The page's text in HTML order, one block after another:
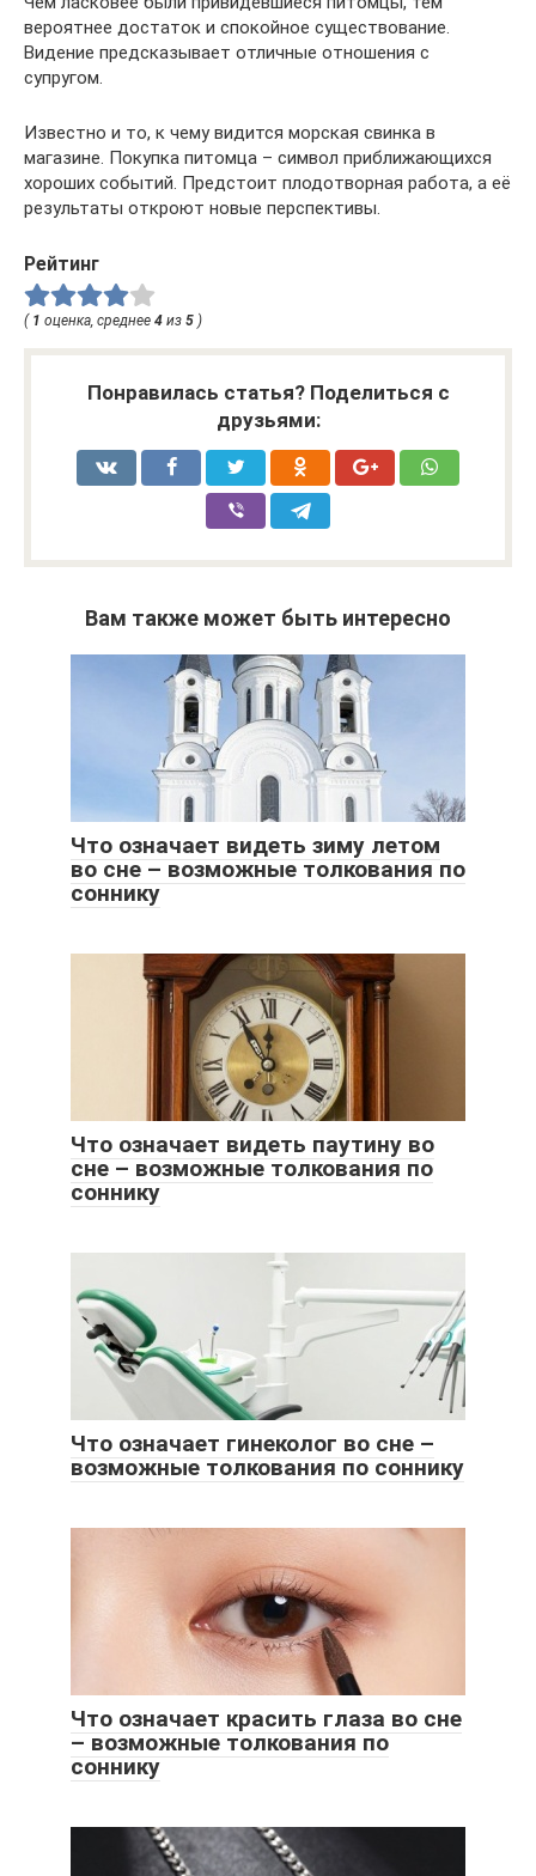
вероятнее достаток и спокойное существование.
Видение предсказывает отличные отношения с
супругом.
Известно и то, к чему видится морская свинка в
магазине. Покупка питомца – символ приближающихся
хороших событий. Предстоит плодотворная работа, а её
результаты откроют новые перспективы.
Рейтинг
( 1 оценка, среднее 4 из 5 )
Понравилась статья? Поделиться с
друзьями:
Вам также может быть интересно
Что означает видеть зиму летом
во сне – возможные толкования по
соннику
Что означает видеть паутину во
сне – возможные толкования по
соннику
Что означает гинеколог во сне –
возможные толкования по соннику
Что означает красить глаза во сне
– возможные толкования по
соннику